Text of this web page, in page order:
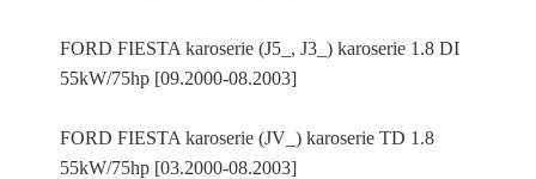
FORD FIESTA karoserie (J5_, J3_) karoserie 1.8 DI
55kW/75hp [09.2000-08.2003]
FORD FIESTA karoserie (JV_) karoserie TD 1.8
55kW/75hp [03.2000-08.2003]